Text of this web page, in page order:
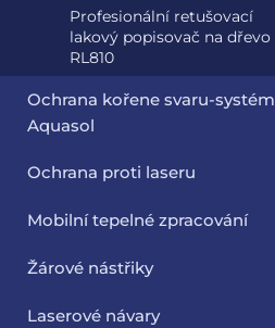
Profesionální retušovací
lakový popisovač na dřevo
RL810
Ochrana kořene svaru-systém
Aquasol
Ochrana proti laseru
Mobilní tepelné zpracování
Žárové nástřiky
Laserové návary